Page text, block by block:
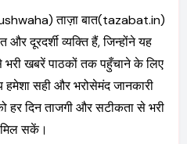
ताज़ा बात(tazabat.in)
दूरदर्शी व्यक्ति हैं, जिन्होंने यह
भरी खबरें पाठकों तक पहुँचाने के लिए
हमेशा सही और भरोसेमंद जानकारी
हर दिन ताजगी और सटीकता से भरी
सकें।